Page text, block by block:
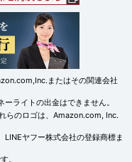
またはその関連会社
ライトの出金はできません。
らのロゴは、Amazon.com, Inc.
ヤフー株式会社の登録商標ま
。